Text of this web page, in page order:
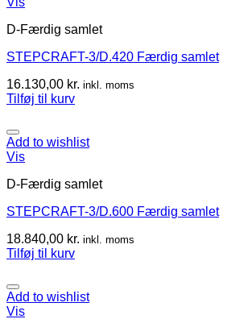
D-Færdig samlet
STEPCRAFT-3/D.420 Færdig samlet
16.130,00 kr. inkl. moms
Tilføj til kurv
Add to wishlist
Vis
D-Færdig samlet
STEPCRAFT-3/D.600 Færdig samlet
18.840,00 kr. inkl. moms
Tilføj til kurv
Add to wishlist
Vis